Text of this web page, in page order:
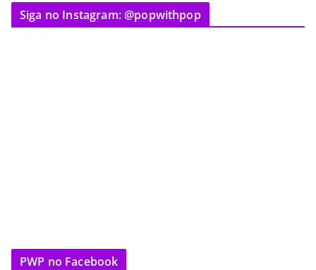
Siga no Instagram: @popwithpop
PWP no Facebook